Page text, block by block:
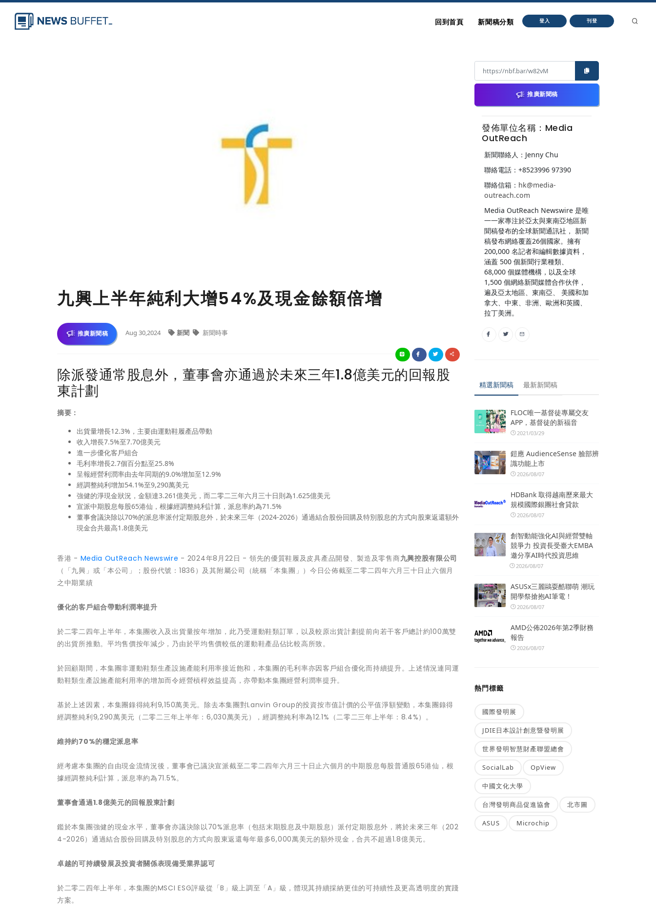
回到首頁 新聞稿分類 登入 刊登
九興上半年純利大增54%及現金餘額倍增
推廣新聞稿 Aug 30,2024 新聞 新聞時事
除派發通常股息外，董事會亦通過於未來三年1.8億美元的回報股
東計劃
摘要：
出貨量增長12.3%，主要由運動鞋履產品帶動
收入增長7.5%至7.70億美元
進一步優化客戶組合
毛利率增長2.7個百分點至25.8%
呈報經營利潤率由去年同期的9.0%增加至12.9%
經調整純利增加54.1%至9,290萬美元
強健的淨現金狀況，金額達3.261億美元，而二零二三年六月三十日則為1.625億美元
宣派中期股息每股65港仙，根據經調整純利計算，派息率約為71.5%
董事會議決除以70%的派息率派付定期股息外，於未來三年（2024-2026）通過結合股份回購及特別股息的方式向股東返還額外
現金合共最高1.8億美元
香港 - Media OutReach Newswire - 2024年8月22日 - 領先的優質鞋履及皮具產品開發、製造及零售商九興控股有限公司
（「九興」或「本公司」；股份代號：1836）及其附屬公司（統稱「本集團」）今日公佈截至二零二四年六月三十日止六個月
之中期業績
優化的客戶組合帶動利潤率提升
於二零二四年上半年，本集團收入及出貨量按年增加，此乃受運動鞋類訂單，以及較原出貨計劃提前向若干客戶總計約100萬雙
的出貨所推動。平均售價按年減少，乃由於平均售價較低的運動鞋產品佔比較高所致。
於回顧期間，本集團非運動鞋類生產設施產能利用率接近飽和，本集團的毛利率亦因客戶組合優化而持續提升。上述情況連同運
動鞋類生產設施產能利用率的增加而令經營槓桿效益提高，亦帶動本集團經營利潤率提升。
基於上述因素，本集團錄得純利9,150萬美元。除去本集團對Lanvin Group的投資按市值計價的公平值淨額變動，本集團錄得
經調整純利9,290萬美元（二零二三年上半年：6,030萬美元），經調整純利率為12.1%（二零二三年上半年：8.4%）。
維持約70%的穩定派息率
經考慮本集團的自由現金流情況後，董事會已議決宣派截至二零二四年六月三十日止六個月的中期股息每股普通股65港仙，根
據經調整純利計算，派息率約為71.5%。
董事會通過1.8億美元的回報股東計劃
鑑於本集團強健的現金水平，董事會亦議決除以70%派息率（包括末期股息及中期股息）派付定期股息外，將於未來三年（202
4-2026）通過結合股份回購及特別股息的方式向股東返還每年最多6,000萬美元的額外現金，合共不超過1.8億美元。
卓越的可持續發展及投資者關係表現備受業界認可
於二零二四年上半年，本集團的MSCI ESG評級從「B」級上調至「A」級，體現其持續採納更佳的可持續性及更高透明度的實踐
方案。
推廣新聞稿
發佈單位名稱：Media
OutReach
新聞聯絡人：Jenny Chu
聯絡電話：+8523996 97390
聯絡信箱： hk@media-
outreach.com
Media OutReach Newswire 是唯
一一家專注於亞太與東南亞地區新
聞稿發布的全球新聞通訊社， 新聞
稿發布網絡覆蓋26個國家。擁有
200,000 名記者和編輯數據資料，
涵蓋 500 個新聞行業種類、
68,000 個媒體機構，以及全球
1,500 個網絡新聞媒體合作伙伴，
遍及亞太地區、東南亞、 美國和加
拿大、中東、非洲、歐洲和英國、
拉丁美洲。
精選新聞稿 最新新聞稿
FLOC唯一基督徒專屬交友
APP，基督徒的新福音
2021/03/29
鎧應 AudienceSense 臉部辨
識功能上市
2026/08/07
HDBank 取得越南歷來最大
規模國際銀團社會貸款
2026/08/07
創智動能強化AI與經營雙軸
競爭力 投資長受臺大EMBA
邀分享AI時代投資思維
2026/08/07
ASUSx三麗鷗耍酷聯萌 潮玩
開學祭搶抱AI筆電！
2026/08/07
AMD公佈2026年第2季財務
報告
2026/08/07
熱門標籤
國際發明展
JDIE日本設計創意暨發明展
世界發明智慧財產聯盟總會
SocialLab OpView
中國文化大學
台灣發明商品促進協會 北市圖
ASUS Microchip